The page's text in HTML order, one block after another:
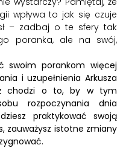
wpływa to jak się czuje
– zadbaj o te sfery tak
poranka, ale na swój,
swoim porankom więcej
i uzupełnienia Arkusza
chodzi o to, by w tym
rozpoczynania dnia
praktykować swoją
zauważysz istotne zmiany